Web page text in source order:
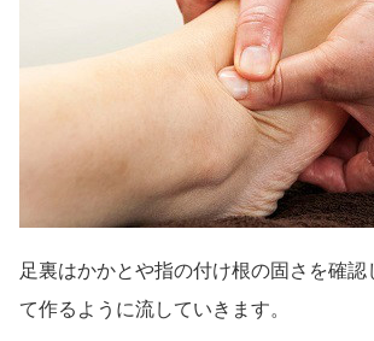
足裏はかかとや指の付け根の固さを確認
て作るように流していきます。